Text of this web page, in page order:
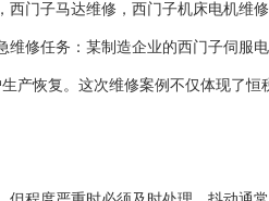
，西门子马达维修，西门子机床电机维
维修任务：某制造企业的西门子伺服
产恢复。这次维修案例不仅体现了